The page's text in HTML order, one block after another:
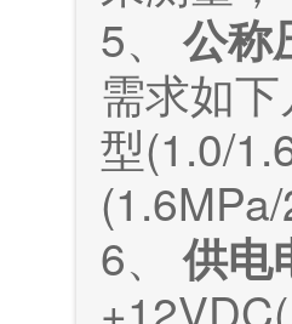
5、 公称
需求如
型(1.0/
6、供电